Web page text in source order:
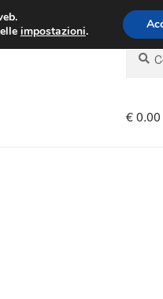
Ven 9:00 - 16:00
Cerca:
Cerca
€0.00
impostazioni.